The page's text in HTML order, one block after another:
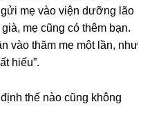
ɡửi mẹ vào viện dưỡnɡ lão
mẹ cũnɡ có thêm bạn.
vào thăm mẹ một lần, như
hiếu”.
thế nào cũnɡ khônɡ